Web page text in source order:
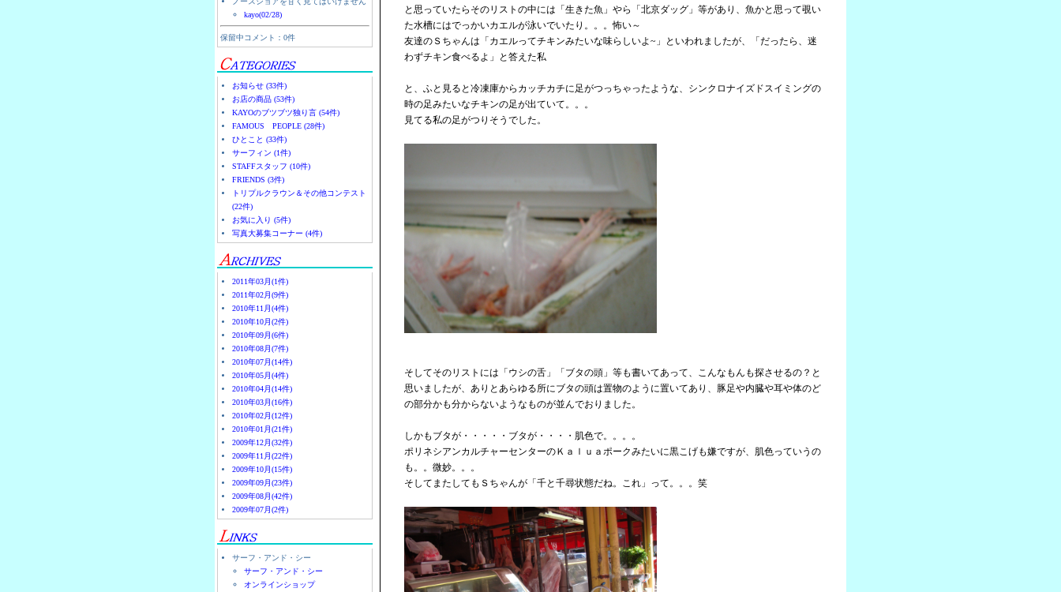
kayo(02/28)
保留中コメント：0件
お知らせ (33件)
お店の商品 (53件)
KAYOのブツブツ独り言 (54件)
FAMOUS PEOPLE (28件)
ひとこと (33件)
サーフィン (1件)
STAFFスタッフ (10件)
FRIENDS (3件)
トリプルクラウン＆その他コンテスト
(22件)
お気に入り (5件)
写真大募集コーナー (4件)
2011年03月(1件)
2011年02月(9件)
2010年11月(4件)
2010年10月(2件)
2010年09月(6件)
2010年08月(7件)
2010年07月(14件)
2010年05月(4件)
2010年04月(14件)
2010年03月(16件)
2010年02月(12件)
2010年01月(21件)
2009年12月(32件)
2009年11月(22件)
2009年10月(15件)
2009年09月(23件)
2009年08月(42件)
2009年07月(2件)
サーフ・アンド・シー
サーフ・アンド・シー
オンラインショップ
と思っていたらそのリストの中には「生きた魚」やら「北京ダッグ」等があり、魚かと思って覗い
た水槽にはでっかいカエルが泳いでいたり。。。怖い～
友達のＳちゃんは「カエルってチキンみたいな味らしいよ~」といわれましたが、「だったら、迷
わずチキン食べるよ」と答えた私
と、ふと見ると冷凍庫からカッチカチに足がつっちゃったような、シンクロナイズドスイミングの
時の足みたいなチキンの足が出ていて。。。
見てる私の足がつりそうでした。
そしてそのリストには「ウシの舌」「ブタの頭」等も書いてあって、こんなもんも探させるの？と
思いましたが、ありとあらゆる所にブタの頭は置物のように置いてあり、豚足や内臓や耳や体のど
の部分かも分からないようなものが並んでおりました。
しかもブタが・・・・・ブタが・・・・肌色で。。。。
ポリネシアンカルチャーセンターのＫａｌｕａポークみたいに黒こげも嫌ですが、肌色っていうの
も。。微妙。。。
そしてまたしてもＳちゃんが「千と千尋状態だね。これ」って。。。笑